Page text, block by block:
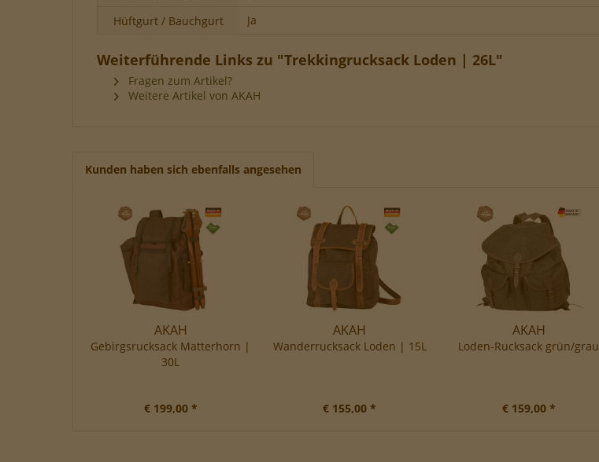
Hüftgurt / Bauchgurt
Ja
Weiterführende Links zu "Trekkingrucksack Loden | 26L"
Fragen zum Artikel?
Weitere Artikel von AKAH
Kunden haben sich ebenfalls angesehen
AKAH
Gebirgsrucksack Matterhorn |
30L
€ 199,00 *
AKAH
Wanderrucksack Loden | 15L
€ 155,00 *
AKAH
Loden-Rucksack grün/grau
€ 159,00 *